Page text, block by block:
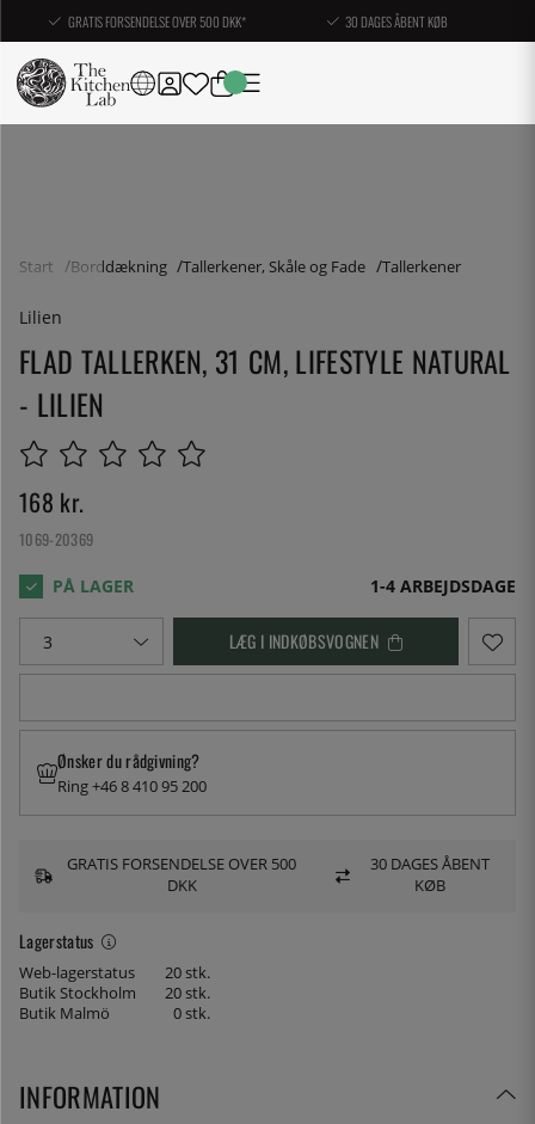
GRATIS FORSENDELSE OVER 500 DKK* 30 DAGES ÅBENT KØB
Start Borddækning Tallerkener, Skåle og Fade Tallerkener
Lilien
FLAD TALLERKEN, 31 CM, LIFESTYLE NATURAL
- LILIEN
168 kr.
1069-20369
1-4 ARBEJDSDAGE
LÆG I INDKØBSVOGNEN
Lagerstatus
Web-lagerstatus
20 stk.
Butik Stockholm
20 stk.
Butik Malmö
0 stk.
Ønsker du rådgivning?
Ring +46 8 410 95 200
GRATIS FORSENDELSE OVER 500
DKK
30 DAGES ÅBENT
KØB
INFORMATION